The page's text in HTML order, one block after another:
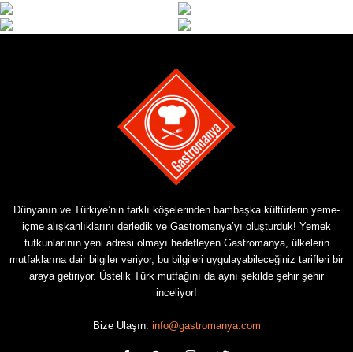
Dünyanın ve Türkiye’nin farklı köşelerinden bambaşka kültürlerin yeme-
içme alışkanlıklarını derledik ve Gastromanya’yı oluşturduk! Yemek
tutkunlarının yeni adresi olmayı hedefleyen Gastromanya, ülkelerin
mutfaklarına dair bilgiler veriyor, bu bilgileri uygulayabileceğiniz tarifleri bir
araya getiriyor. Üstelik Türk mutfağını da aynı şekilde şehir şehir
inceliyor!
Bize Ulaşın: info@gastromanya.com